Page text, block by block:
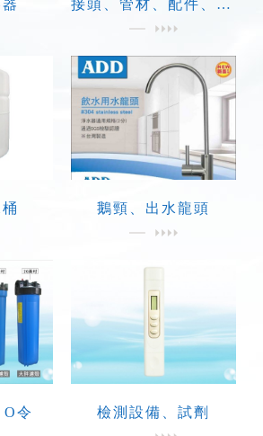
接頭、管材、配件、電子材料
鵝頸、出水龍頭
令 檢測設備、試劑